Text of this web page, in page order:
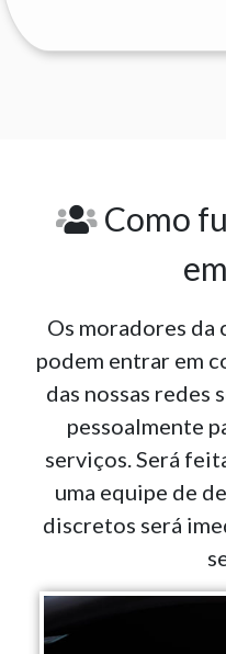
Como
Os moradores da
podem entrar em
das nossas redes
pessoalmente
serviços. Será
uma equipe de
discretos será